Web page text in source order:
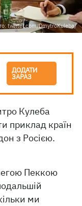
twitter.com/DmytroKuleba/
ДОДАТИ
ЗАРАЗ
Кулеба
приклад країн
з Росією.
Пеккою
ми